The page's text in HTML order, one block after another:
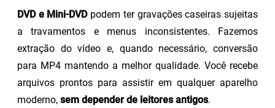
DVD e Mini-DVDpodem ter gravações caseiras sujeitas
a travamentos e menus inconsistentes. Fazemos
extração do vídeo e, quando necessário, conversão
para MP4 mantendo a melhor qualidade. Você recebe
arquivos prontos para assistir em qualquer aparelho
moderno, sem depender de leitores antigos.